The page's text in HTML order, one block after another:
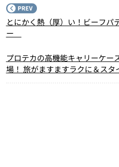
とにかく熱（厚）い！ビーフパ
ー
プロテカの高機能キャリーケー
場！ 旅がますますラクに＆スタ